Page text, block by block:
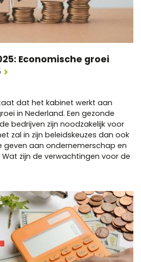
Economische groei
dat het kabinet werkt aan
in Nederland. Een gezonde
bedrijven zijn noodzakelijk voor
zal in zijn beleidskeuzes dan ook
geven aan ondernemerschap en
zijn de verwachtingen voor de